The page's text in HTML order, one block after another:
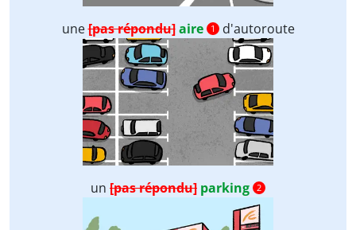
une[pas répondu] aire 1 d'autoroute
un [pas répondu] parking 2